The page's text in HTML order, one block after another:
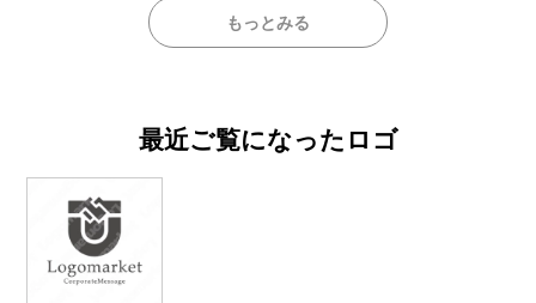
もっとみる
最近ご覧になったロゴ